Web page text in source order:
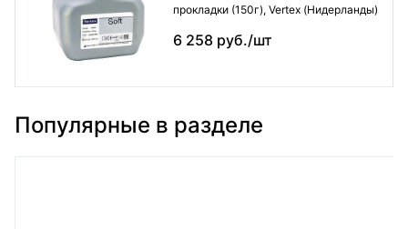
прокладки (150г), Vertex (Нидерланды)
6 258 руб./шт
Популярные в разделе